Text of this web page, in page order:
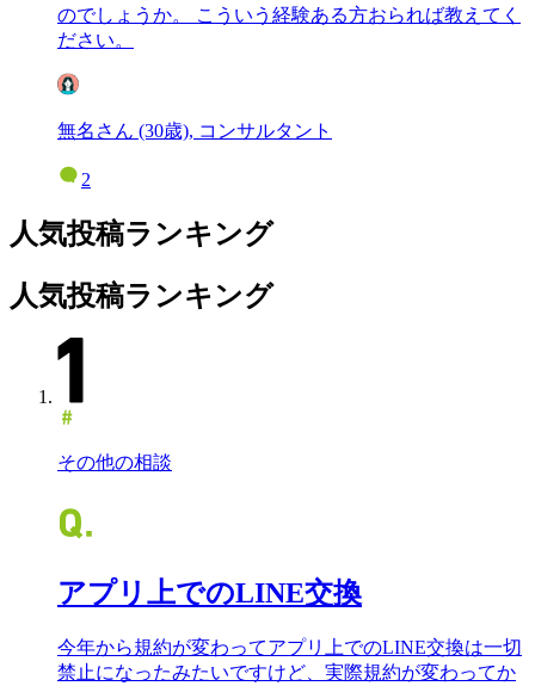
のでしょうか。 こういう経験ある方おられば教えてく
ださい。
無名さん (30歳), コンサルタント
2
人気投稿ランキング
人気投稿ランキング
その他の相談
アプリ上でのLINE交換
今年から規約が変わってアプリ上でのLINE交換は一切
禁止になったみたいですけど、実際規約が変わってか